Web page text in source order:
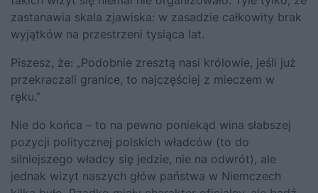
zastanawia skala zjawiska: w zasadzie całkowity brak
wyjątków na przestrzeni tysiąca lat.
Piszesz, że: „Podobnie zresztą nasi królowie, jeśli już
przekraczali granice, to najczęściej z mieczem w
ręku.”
Nie do końca – to na pewno poniekąd wina słabszej
pozycji politycznej polskich władców (to do
silniejszego władcy się jedzie, nie na odwrót), ale
jednak wizyt naszych głów państwa w Niemczech